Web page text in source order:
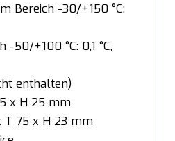
Bereich -30/+150 °C:
50/+100 °C: 0,1 °C,
enthalten)
x H 25 mm
T 75 x H 23 mm